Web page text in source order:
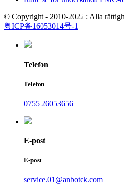
© Copyright - 2010-2022 : Alla
粤ICP备16053014号-1
Telefon
Telefon
0755 26053656
E-post
E-post
service.01@anbotek.com